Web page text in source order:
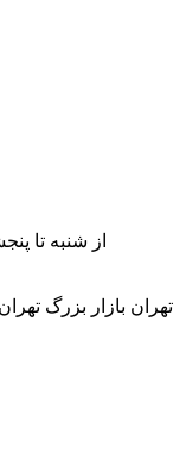
از شنبه تا پنجشنبه ، 8 تا 19 آماده
تهران بازار بزرگ